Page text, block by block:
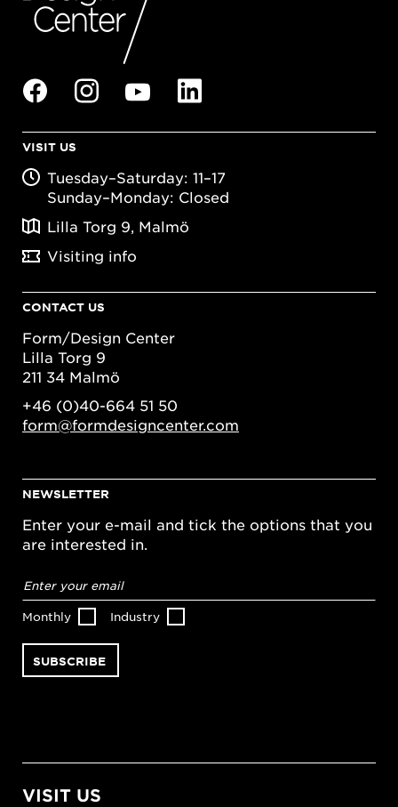
VISIT US
Tuesday–Saturday: 11–17
Sunday–Monday: Closed
Lilla Torg 9, Malmö
Visiting info
CONTACT US
Form/Design Center
Lilla Torg 9
211 34 Malmö
+46 (0)40-664 51 50
form@formdesigncenter.com
NEWSLETTER
Enter your e-mail and tick the options that you
are interested in.
address*
Monthly Industry
VISIT US